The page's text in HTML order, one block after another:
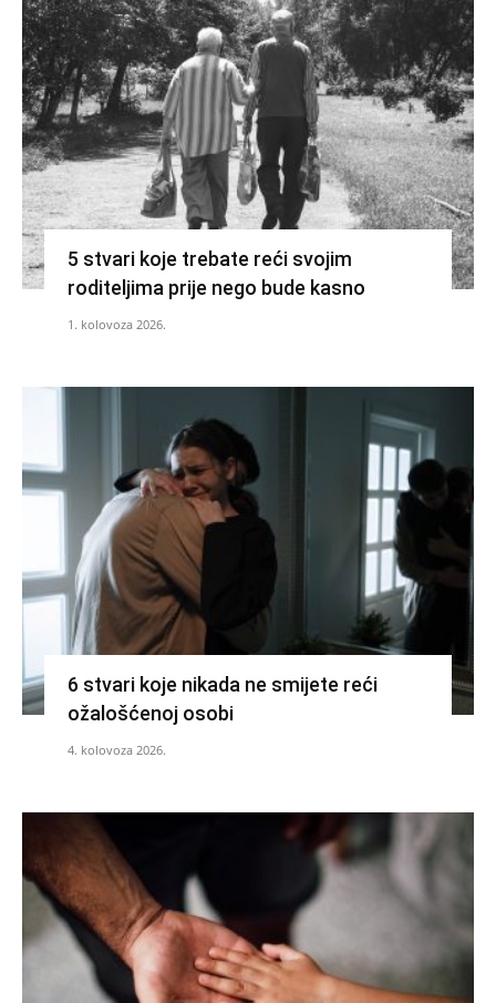
5 stvari koje trebate reći svojim
roditeljima prije nego bude kasno
1. kolovoza 2026.
6 stvari koje nikada ne smijete reći
ožalošćenoj osobi
4. kolovoza 2026.